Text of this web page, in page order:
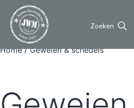
Zoeken
Home/ Geweien & schedels